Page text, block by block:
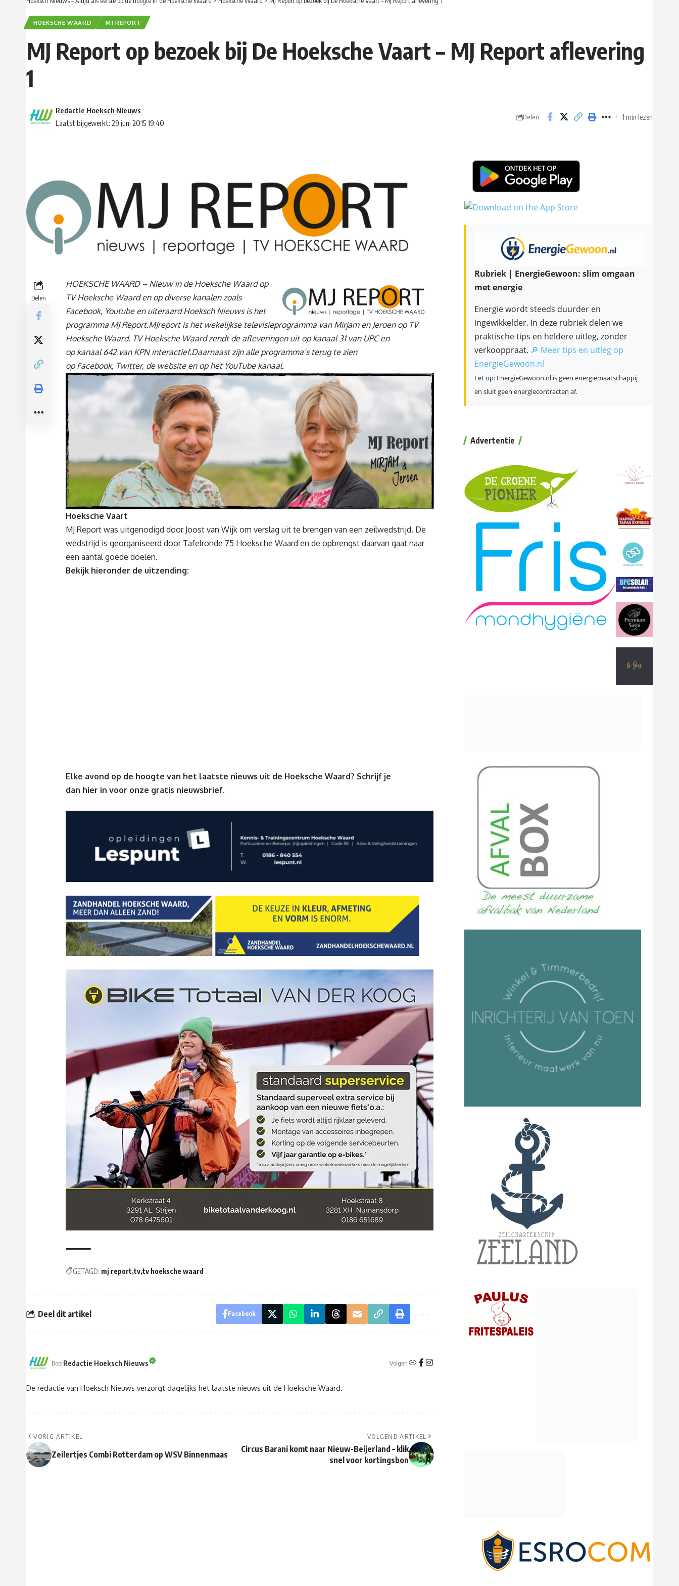
HOEKSCHE WAARD MJ REPORT
MJ Report op bezoek bij De Hoeksche Vaart – MJ Report aflevering
1
Laatst bijgewerkt: 29 juni 2015 19:40
Redactie Hoeksch Nieuws
Delen 1 min lezen
Delen
HOEKSCHE WAARD – Nieuw in de Hoeksche Waard op
TV Hoeksche Waard en op diverse kanalen zoals
Facebook, Youtube en uiteraard Hoeksch Nieuws is het
programma MJ Report.MJreport is het wekelijkse televisieprogramma van Mirjam en Jeroen op TV
Hoeksche Waard. TV Hoeksche Waard zendt de afleveringen uit op kanaal 31 van UPC en
op kanaal 642 van KPN interactief.Daarnaast zijn alle programma’s terug te zien
op Facebook, Twitter, de website en op het YouTube kanaal.
Hoeksche Vaart
MJ Report was uitgenodigd door Joost van Wijk om verslag uit te brengen van een zeilwedstrijd. De
wedstrijd is georganiseerd door Tafelronde 75 Hoeksche Waard en de opbrengst daarvan gaat naar
een aantal goede doelen.
Bekijk hieronder de uitzending:
Elke avond op de hoogte van het laatste nieuws uit de Hoeksche Waard? Schrijf je
dan hier in voor onze gratis nieuwsbrief.
GETAGD: mj report tv tv hoeksche waard
Deel dit artikel Facebook
DoorRedactie Hoeksch Nieuws Volgen
De redactie van Hoeksch Nieuws verzorgt dagelijks het laatste nieuws uit de Hoeksche Waard.
VORIG ARTIKEL
Zeilertjes Combi Rotterdam op WSV Binnenmaas
VOLGEND ARTIKEL
Circus Barani komt naar Nieuw-Beijerland – klik
snel voor kortingsbon
Rubriek | EnergieGewoon: slim omgaan
met energie
Energie wordt steeds duurder en
ingewikkelder. In deze rubriek delen we
praktische tips en heldere uitleg, zonder
verkooppraat. 🔎 Meer tips en uitleg op
EnergieGewoon.nl
Let op: EnergieGewoon.nl is geen energiemaatschappij
en sluit geen energiecontracten af.
Advertentie